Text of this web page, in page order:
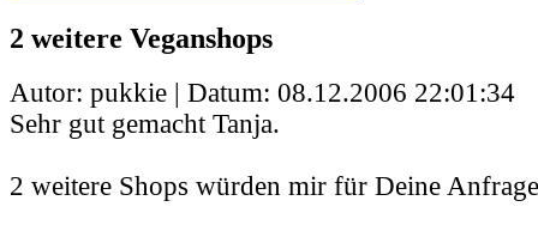
2 weitere Veganshops
Autor: pukkie | Datum: 08.12.2006 22:01:34
Sehr gut gemacht Tanja.
2 weitere Shops würden mir für Deine